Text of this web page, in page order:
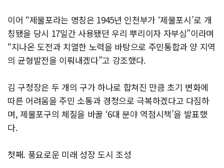
이어 “제물포라는 명칭은 1945년 인천부가 ‘제물포시’로 개
칭됐을 당시 17일간 사용됐던 우리 뿌리이자 자부심”이라며
“지나온 도전과 치열한 노력을 바탕으로 주민통합과 양 지역
의 균형발전을 이뤄내겠다”고 강조했다.
김 구청장은 두 개의 구가 하나로 합쳐진 만큼 초기 변화에
따른 어려움을 주민 소통과 경청으로 극복하겠다고 다짐하
며, 제물포구의 체질을 바꿀 ‘6대 분야 역점시책’을 발표했
다.
첫째. 풍요로운 미래 성장 도시 조성